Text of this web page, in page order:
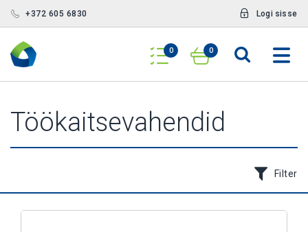
+372 605 6830 Logi sisse
0 0
Töökaitsevahendid
Filter